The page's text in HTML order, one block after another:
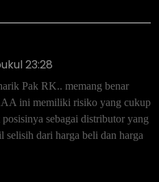
23:28
Pak RK.. memang benar
ini memiliki risiko yang cukup
sebagai distributor yang
selisih dari harga beli dan harga